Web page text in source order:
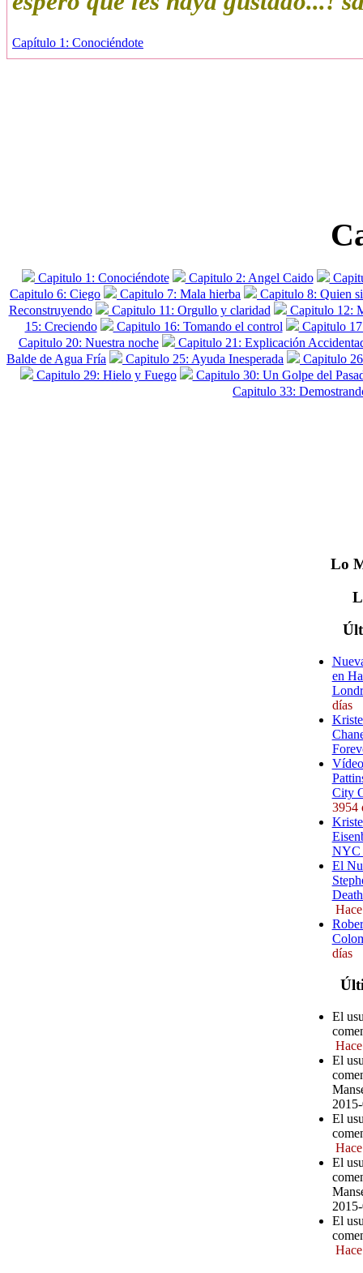
Capítulo 1: Conociéndote
Capitulo 1: Conociéndote Capitulo 2: Angel Caido
Capitulo 6: Ciego
Capitulo 7: Mala hierba
Capitulo 8: Quien
Reconstruyendo
Capitulo 11: Orgullo y claridad
Capitulo 12:
15: Creciendo
Capitulo 16: Tomando el control
Capitulo
Capitulo 20: Nuestra noche
Capitulo 21: Explicación
Balde de Agua Fría
Capitulo 25: Ayuda Inesperada
Capitulo
Capitulo 29: Hielo y Fuego
Capitulo 30: Un Golpe del
Capitulo 33:
Lo
en
días
City
3954
NYC
El
días
El
El
El
El
El